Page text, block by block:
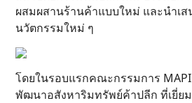
ผสมผสานร้านค้าแบบใหม่ และนำเ
นวัตกรรมใหม่ ๆ
โดยในรอบแรกคณะกรรมการ
พัฒนาอสังหาริมทรัพย์ค้าปลีก ที่เยี่ย